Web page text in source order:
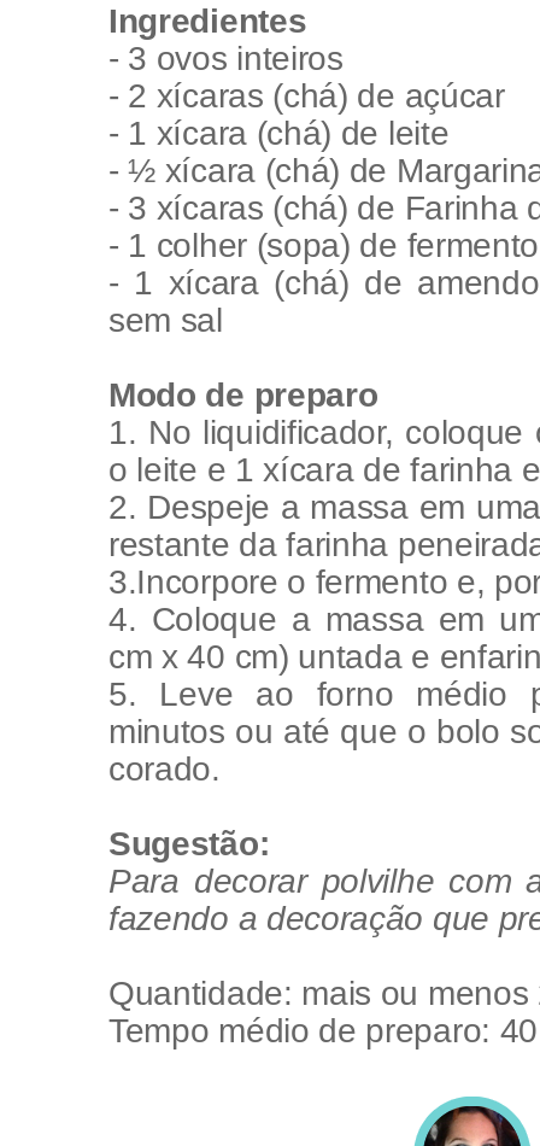
Ingredientes
- 3 ovos inteiros
- 2 xícaras (chá) de açúcar
- 1 xícara (chá) de leite
- ½ xícara (chá) de
- 3 xícaras (chá) de Farinha
- 1 colher (sopa) de
- 1 xícara (chá) de
sem sal
Modo de preparo
1. No liquidificador,
o leite e 1 xícara de farinha
2. Despeje a massa em
restante da farinha
3.Incorpore o fermento e,
4. Coloque a massa em
cm x 40 cm) untada e
5. Leve ao forno médio
minutos ou até que o bolo
corado.
Sugestão:
Para decorar polvilhe com
fazendo a decoração que
Quantidade: mais ou
Tempo médio de preparo: